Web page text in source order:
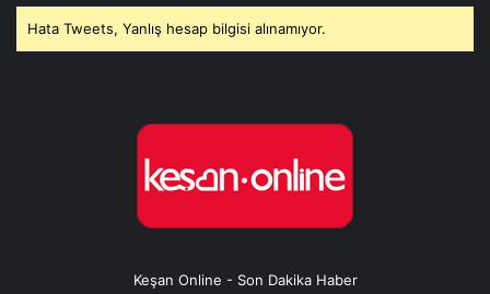
Hata Tweets, Yanlış hesap bilgisi alınamıyor.
Keşan Online - Son Dakika Haber